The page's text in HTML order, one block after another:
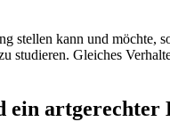
stellen kann und möchte,
studieren. Gleiches
artgerechter